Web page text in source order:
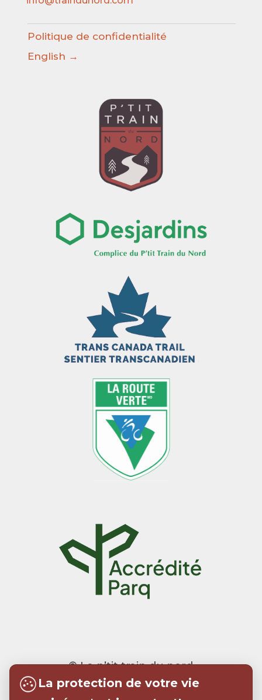
Politique de confidentialité
English →
© Le p’tit train du nord
Realisation:Tramweb
La protection de votre vie